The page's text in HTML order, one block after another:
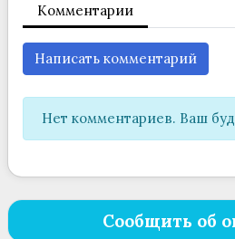
Комментарии
Написать комментарий
Нет комментариев. Ваш
Сообщить об